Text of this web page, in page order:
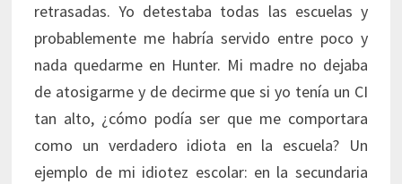
retrasadas. Yo detestaba todas las escuelas y
probablemente me habría servido entre poco y
nada quedarme en Hunter. Mi madre no dejaba
de atosigarme y de decirme que si yo tenía un CI
tan alto, ¿cómo podía ser que me comportara
como un verdadero idiota en la escuela? Un
ejemplo de mi idiotez escolar: en la secundaria